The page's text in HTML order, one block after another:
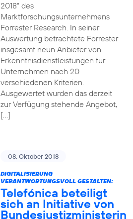
2018“ des
Marktforschungsunternehmens
Forrester Research. In seiner
Auswertung betrachtete Forrester
insgesamt neun Anbieter von
Erkenntnisdienstleistungen für
Unternehmen nach 20
verschiedenen Kriterien.
Ausgewertet wurden das derzeit
zur Verfügung stehende Angebot,
[…]
08. Oktober 2018
DIGITALISIERUNG
VERANTWORTUNGSVOLL GESTALTEN:
Telefónica beteiligt
sich an Initiative von
Bundesjustizministerin